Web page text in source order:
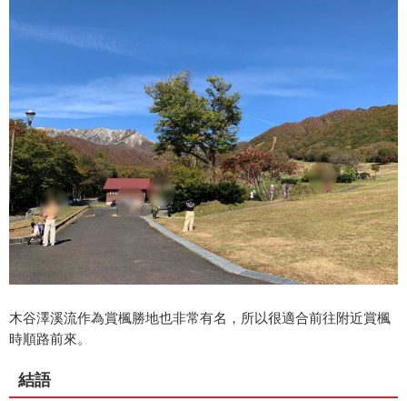
木谷澤溪流作為賞楓勝地也非常有名，所以很適合前往附近賞楓
時順路前來。
結語